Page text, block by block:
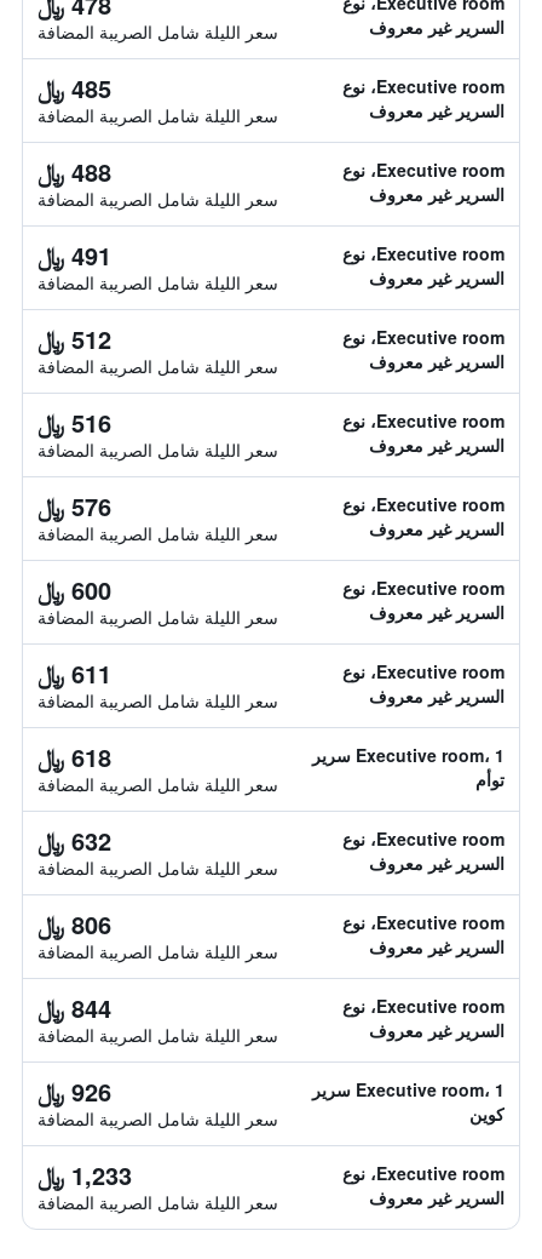
السرير غير معروف
سعر الليلة شامل الصريبة المضافة
Executive room، نوع
السرير غير معروف
485 ﷼
سعر الليلة شامل الصريبة المضافة
Executive room، نوع
السرير غير معروف
488 ﷼
سعر الليلة شامل الصريبة المضافة
Executive room، نوع
السرير غير معروف
491 ﷼
سعر الليلة شامل الصريبة المضافة
Executive room، نوع
السرير غير معروف
512 ﷼
سعر الليلة شامل الصريبة المضافة
Executive room، نوع
السرير غير معروف
516 ﷼
سعر الليلة شامل الصريبة المضافة
Executive room، نوع
السرير غير معروف
576 ﷼
سعر الليلة شامل الصريبة المضافة
Executive room، نوع
السرير غير معروف
600 ﷼
سعر الليلة شامل الصريبة المضافة
Executive room، نوع
السرير غير معروف
611 ﷼
سعر الليلة شامل الصريبة المضافة
Executive room، 1 سرير
توأم
618 ﷼
سعر الليلة شامل الصريبة المضافة
Executive room، نوع
السرير غير معروف
632 ﷼
سعر الليلة شامل الصريبة المضافة
Executive room، نوع
السرير غير معروف
806 ﷼
سعر الليلة شامل الصريبة المضافة
Executive room، نوع
السرير غير معروف
844 ﷼
سعر الليلة شامل الصريبة المضافة
Executive room، 1 سرير
كوين
926 ﷼
سعر الليلة شامل الصريبة المضافة
Executive room، نوع
السرير غير معروف
1,233 ﷼
سعر الليلة شامل الصريبة المضافة